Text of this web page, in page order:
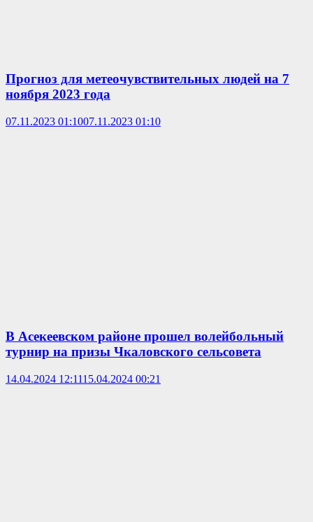
Прогноз для метеочувствительных людей на 7
ноября 2023 года
07.11.2023 01:1007.11.2023 01:10
В Асекеевском районе прошел волейбольный
турнир на призы Чкаловского сельсовета
14.04.2024 12:1115.04.2024 00:21